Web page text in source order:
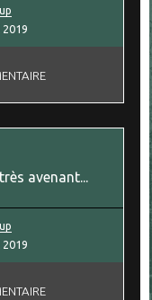
2019
avenant...
2019